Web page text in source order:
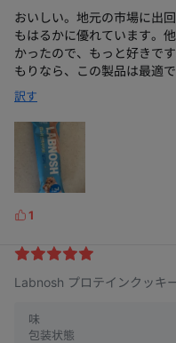
おいしい。地元の市場に出
もはるかに優れています。
かったので、もっと好きで
もりなら、この製品は最適で
訳す
L
k
s
1
Labnosh プロテインクッキ
味
包装状態